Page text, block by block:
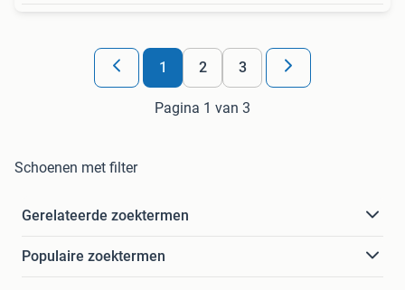
1 2 3
Pagina 1 van 3
Schoenen met filter
Gerelateerde zoektermen
Populaire zoektermen